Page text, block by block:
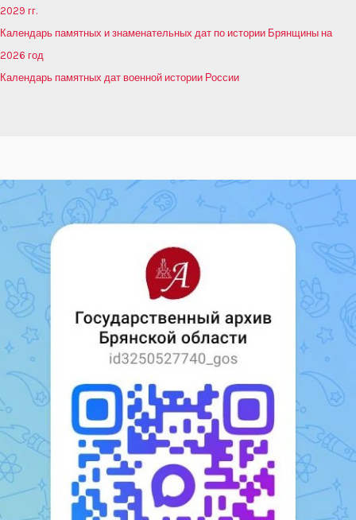
2029 гг.
Календарь памятных и знаменательных дат по истории Брянщины на
2026 год
Календарь памятных дат военной истории России